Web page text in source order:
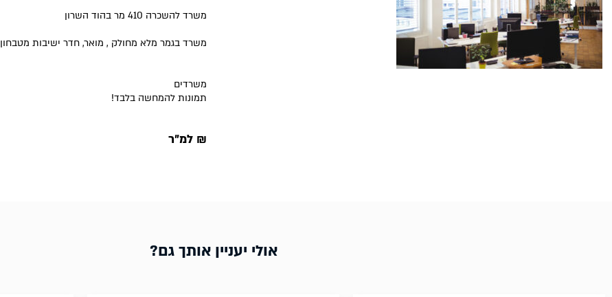
משרד להשכרה 410 מר בהוד השרון
משרד בגמר מלא מחולק , מואר, חדר ישיבות מטבחון
משרדים
תמונות להמחשה בלבד!
₪ למ״ר
אולי יעניין אותך גם?